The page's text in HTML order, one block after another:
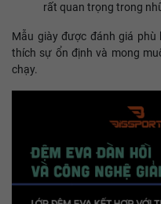
rất quan trọng trong
Mẫu giày được đánh giá phù
thích sự ổn định và mong
chạy.